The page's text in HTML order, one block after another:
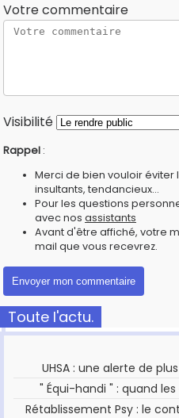
Votre commentaire
Visibilité
Rappel :
Merci de bien vouloir
insultants, tendancieux...
Pour les questions
avec nos assistants
Avant d'être affiché, votre
mail que vous recevrez.
Toute l'actu.
UHSA : une alerte de
" Équi-handi " : quand
Rétablissement Psy : le